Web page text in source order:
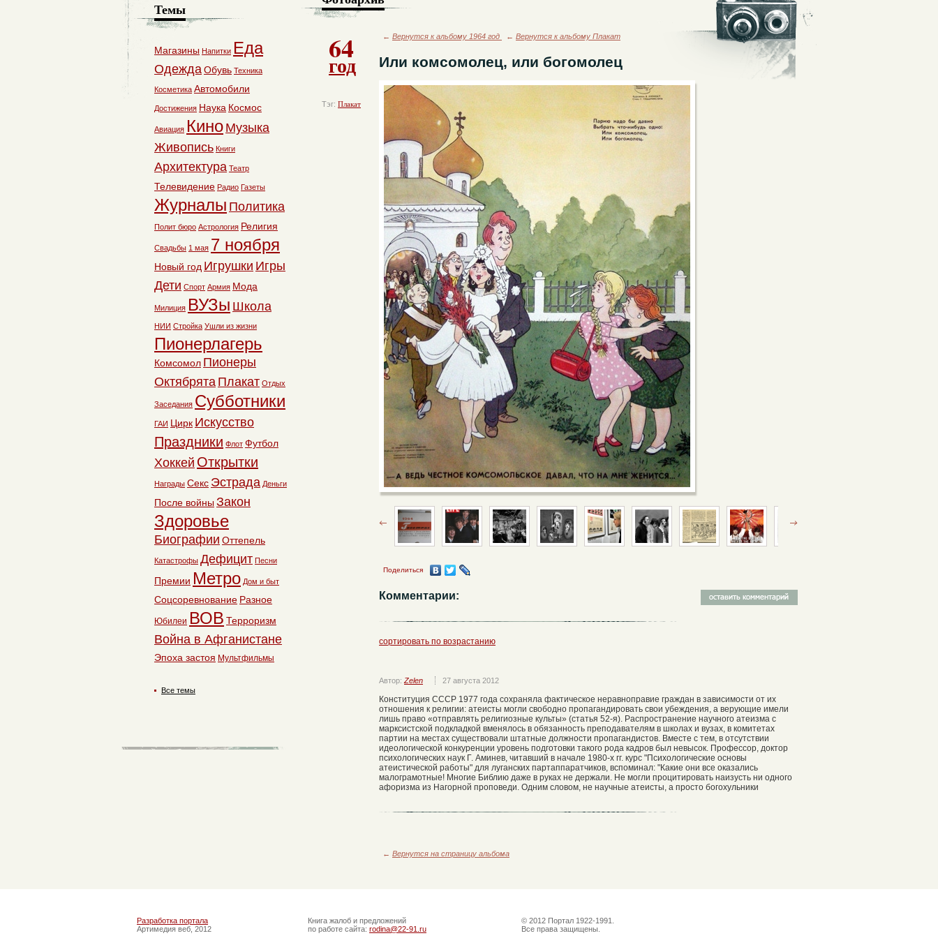
64
год
Тэг: Плакат
← Вернутся к альбому 1964 год ← Вернутся к альбому Плакат
Или комсомолец, или богомолец
Поделиться
Комментарии:
сортировать по возрастанию
Автор: Zelen 27 августа 2012
Конституция СССР 1977 года сохраняла фактическое неравноправие граждан в зависимости от их
отношения к религии: атеисты могли свободно пропагандировать свои убеждения, а верующие имели
лишь право «отправлять религиозные культы» (статья 52-я). Распространение научного атеизма с
марксистской подкладкой вменялось в обязанность преподавателям в школах и вузах, в комитетах
партии на местах существовали штатные должности пропагандистов. Вместе с тем, в отсутствии
идеологической конкуренции уровень подготовки такого рода кадров был невысок. Профессор, доктор
психологических наук Г. Аминев, читавший в начале 1980-х гг. курс "Психологические основы
атеистической работы" для луганских партаппаратчиков, вспоминал: "Какие они все оказались
малограмотные! Многие Библию даже в руках не держали. Не могли процитировать наизусть ни одного
афоризма из Нагорной проповеди. Одним словом, не научные атеисты, а просто богохульники
← Вернутся на страницу альбома
Темы
Магазины Напитки Еда
ОдеждаОбувь Техника
Косметика Автомобили
Достижения Наука Космос
Авиация Кино Музыка
Живопись Книги
Архитектура Театр
Телевидение Радио Газеты
Журналы Политика
Полит бюро Астрология Религия
Свадьбы 1 мая 7 ноября
Новый год Игрушки Игры
Дети Спорт Армия Мода
Милиция ВУЗы Школа
НИИ Стройка Ушли из жизни
Пионерлагерь
Комсомол Пионеры
Октябрята Плакат Отдых
Заседания Субботники
ГАИ Цирк Искусство
Праздники Флот Футбол
Хоккей Открытки
Награды Секс Эстрада Деньги
После войны Закон
Здоровье
Биографии Оттепель
Катастрофы Дефицит Песни
Премии Метро Дом и быт
Соцсоревнование Разное
Юбилеи ВОВ Терроризм
Война в Афганистане
Эпоха застоя Мультфильмы
Все темы
Разработка портала
Артимедия веб, 2012
Книга жалоб и предложений
по работе сайта: rodina@22-91.ru
© 2012 Портал 1922-1991.
Все права защищены.